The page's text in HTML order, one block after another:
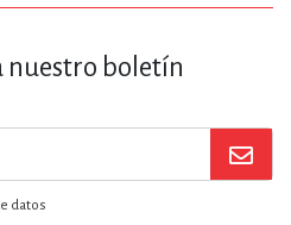
nuestro boletín
datos